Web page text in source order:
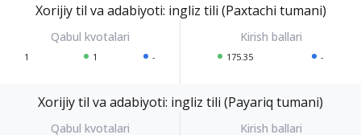
Xorijiy til va adabiyoti: ingliz tili (Paxtachi tumani)
1 1 - 175.35 -
Xorijiy til va adabiyoti: ingliz tili (Payariq tumani)